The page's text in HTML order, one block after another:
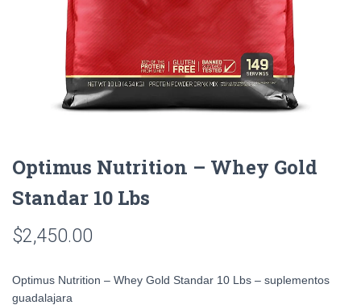
Optimus Nutrition – Whey Gold
Standar 10 Lbs
$2,450.00
Optimus Nutrition – Whey Gold Standar 10 Lbs – suplementos
guadalajara